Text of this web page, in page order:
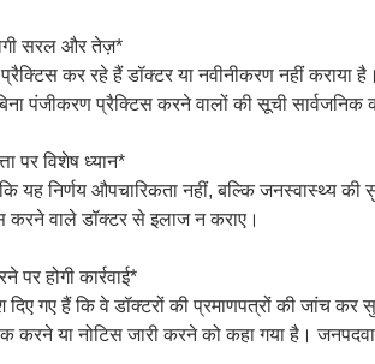
सरल और तेज़*
कर रहे हैं डॉक्टर या नवीनीकरण नहीं कराया
पंजीकरण प्रैक्टिस करने वालों की सूची सार्वजनिक
पर विशेष ध्यान*
यह निर्णय औपचारिकता नहीं, बल्कि जनस्वास्थ्य
करने वाले डॉक्टर से इलाज न कराए।
पर होगी कार्रवाई*
दिए गए हैं कि वे डॉक्टरों की प्रमाणपत्रों की जांच
करने या नोटिस जारी करने को कहा गया है।